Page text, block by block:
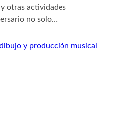
otras actividades
no solo…